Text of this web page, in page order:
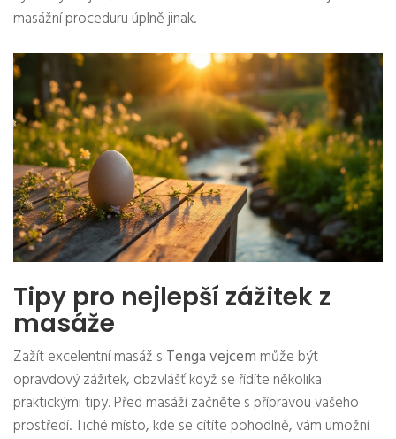
masážní proceduru úplně jinak.
Tipy pro nejlepší zážitek z
masáže
Zažít excelentní masáž s Tenga vejcem může být
opravdový zážitek, obzvlášť když se řídíte několika
praktickými tipy. Před masáží začněte s přípravou vašeho
prostředí. Tiché místo, kde se cítíte pohodlně, vám umožní